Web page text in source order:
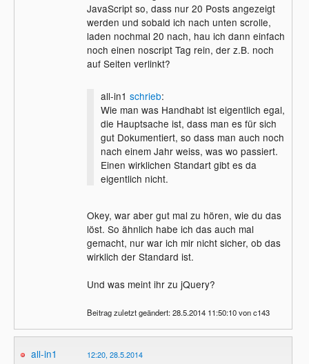
JavaScript so, dass nur 20 Posts angezeigt
werden und sobald ich nach unten scrolle,
laden nochmal 20 nach, hau ich dann einfach
noch einen noscript Tag rein, der z.B. noch
auf Seiten verlinkt?
all-in1 schrieb:
Wie man was Handhabt ist eigentlich egal,
die Hauptsache ist, dass man es für sich
gut Dokumentiert, so dass man auch noch
nach einem Jahr weiss, was wo passiert.
Einen wirklichen Standart gibt es da
eigentlich nicht.
Okey, war aber gut mal zu hören, wie du das
löst. So ähnlich habe ich das auch mal
gemacht, nur war ich mir nicht sicher, ob das
wirklich der Standard ist.
Und was meint ihr zu jQuery?
Beitrag zuletzt geändert: 28.5.2014 11:50:10 von c143
all-in1 12:20, 28.5.2014